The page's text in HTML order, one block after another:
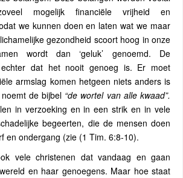
mogelijk financiële vrijheid en
we kunnen doen en laten wat we maar
gezondheid scoort hoog in onze
wordt dan ‘geluk’ genoemd. De
echter dat het nooit genoeg is. Er moet
armslag komen hetgeen niets anders is
noemt de bijbel “de wortel van alle kwaad”.
in verzoeking en in een strik en in vele
begeerten, die de mensen doen
en ondergang (zie (1 Tim. 6:8-10).
vele christenen dat vandaag en gaan
en haar genoegens. Maar hoe staat